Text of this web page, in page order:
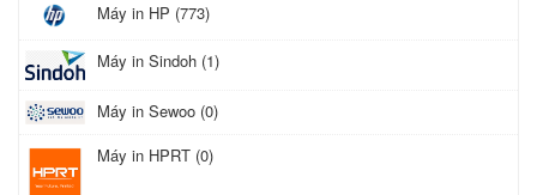
Máy in HP (773)
Máy in Sindoh (1)
Máy in Sewoo (0)
Máy in HPRT (0)